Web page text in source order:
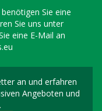
Sie eine
Sie uns unter
eine E-Mail an
an und erfahren
Angeboten und
Sie sich für